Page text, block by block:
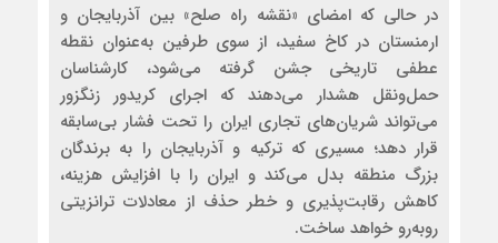
در حالی که امضای «نقشه راه صلح» بین آذربایجان و
ارمنستان در کاخ سفید، از سوی طرفین به‌عنوان نقطه
عطفی تاریخی جشن گرفته می‌شود، کارشناسان
حمل‌ونقل هشدار می‌دهند که اجرای کریدور زنگزور
می‌تواند شریان‌های تجاری ایران را تحت فشار بی‌سابقه
قرار دهد؛ مسیری که ترکیه و آذربایجان را به برندگان
بزرگ منطقه بدل می‌کند و ایران را با افزایش هزینه،
کاهش رقابت‌پذیری و خطر حذف از معادلات ترانزیتی
روبه‌رو خواهد ساخت.